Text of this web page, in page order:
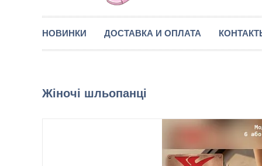
НОВИНКИ ДОСТАВКА И ОПЛАТА
Жіночі шльопанці